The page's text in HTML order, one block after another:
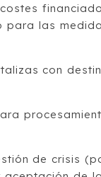
para las
con
de crisis